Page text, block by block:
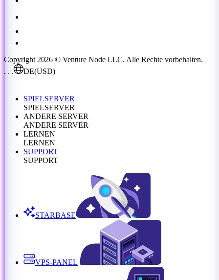
Copyright 2026 © Venture Node LLC. Alle Rechte vorbehalten.
. . .
DE(USD)
SPIELSERVER
SPIELSERVER
ANDERE SERVER
ANDERE SERVER
LERNEN
LERNEN
SUPPORT
SUPPORT
STARBASE
VPS-PANEL